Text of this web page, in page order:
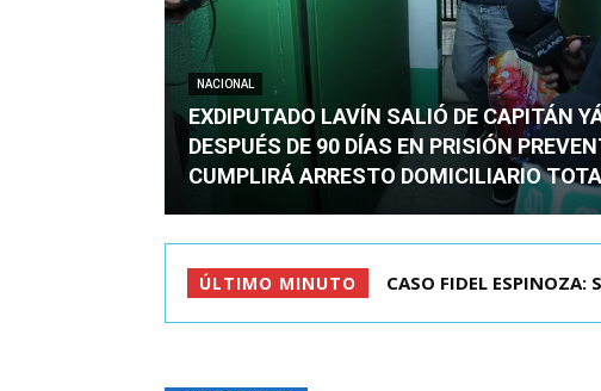
NACIONAL
EXDIPUTADO LAVÍN SALIÓ DE CAPITÁN
DESPUÉS DE 90 DÍAS EN PRISIÓN
CUMPLIRÁ ARRESTO DOMICILIARIO
ÚLTIMO MINUTO TC ADMITE A TRÁMITE Y